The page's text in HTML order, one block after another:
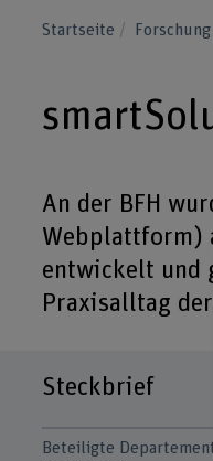
Startseite
An der BFH
Webplattform)
entwickelt und
Praxisalltag
Steckbrief
Beteiligte